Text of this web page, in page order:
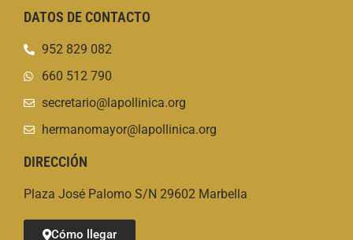
DATOS DE CONTACTO
952 829 082
660 512 790
secretario@lapollinica.org
hermanomayor@lapollinica.org
DIRECCIÓN
Plaza José Palomo S/N 29602 Marbella
Cómo llegar